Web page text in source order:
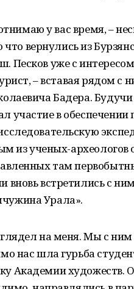
у вас время, –
вернулись из
уже с
– вставая рядом
Бадера.
участие в
из ученых-
там
встретились с
Урала».
на меня. Мы с
нас шла гурьба
Академии художеств.